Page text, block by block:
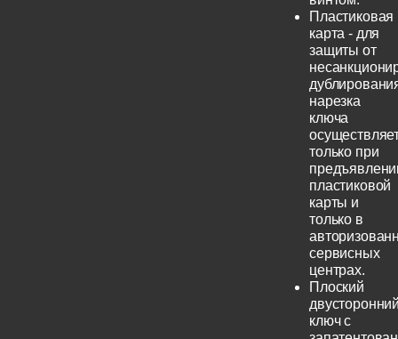
Пластиковая
карта - для
защиты от
нарезка
ключа
только при
пластиковой
карты и
только в
сервисных
центрах.
Плоский
ключ с